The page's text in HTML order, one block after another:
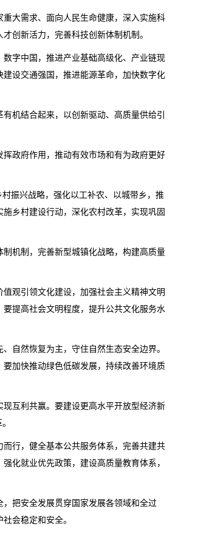
大需求、面向人民生命健康，深入实施科
创新活力，完善科技创新体制机制。
字中国，推进产业基础高级化、产业链现
设交通强国，推进能源革命，加快数字化
机结合起来，以创新驱动、高质量供给引
政府作用，推动有效市场和有为政府更好
振兴战略，强化以工补农、以城带乡，推
乡村建设行动，深化农村改革，实现巩固
机制，完善新型城镇化战略，构建高质量
观引领文化建设，加强社会主义精神文明
提高社会文明程度，提升公共文化服务水
自然恢复为主，守住自然生态安全边界。
加快推动绿色低碳发展，持续改善环境质
互利共赢。要建设更高水平开放型经济新
行，健全基本公共服务体系，完善共建共
化就业优先政策，建设高质量教育体系，
把安全发展贯穿国家发展各领域和全过
会稳定和安全。